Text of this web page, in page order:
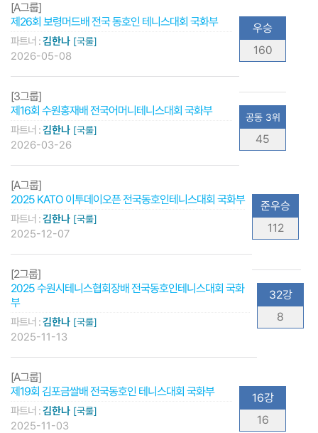
[A그룹]
제26회 보령머드배 전국 동호인 테니스대회 국화부
파트너 :김한나 [국룰]
2026-05-08
우승
160
[3그룹]
제16회 수원홍재배 전국어머니테니스대회 국화부
파트너 :김한나 [국룰]
2026-03-26
공동 3위
45
[A그룹]
2025 KATO 이투데이오픈 전국동호인테니스대회 국화부
파트너 :김한나 [국룰]
2025-12-07
준우승
112
[2그룹]
2025 수원시테니스협회장배 전국동호인테니스대회 국화
부
파트너 :김한나 [국룰]
2025-11-13
32강
8
[A그룹]
제19회 김포금쌀배 전국동호인 테니스대회 국화부
파트너 :김한나 [국룰]
2025-11-03
16강
16